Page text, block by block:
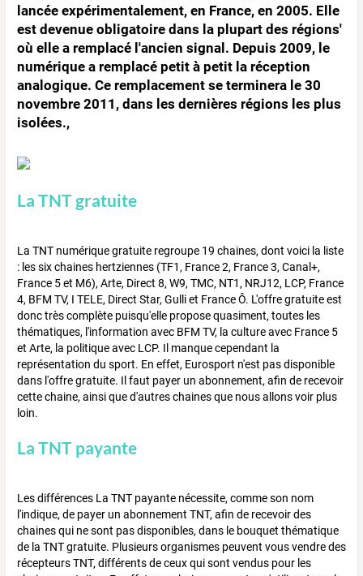
lancée expérimentalement, en France, en 2005. Elle
est devenue obligatoire dans la plupart des régions'
où elle a remplacé l'ancien signal. Depuis 2009, le
numérique a remplacé petit à petit la réception
analogique. Ce remplacement se terminera le 30
novembre 2011, dans les dernières régions les plus
isolées.,
La TNT gratuite
La TNT numérique gratuite regroupe 19 chaines, dont voici la liste
: les six chaines hertziennes (TF1, France 2, France 3, Canal+,
France 5 et M6), Arte, Direct 8, W9, TMC, NT1, NRJ12, LCP, France
4, BFM TV, I TELE, Direct Star, Gulli et France Ô. L'offre gratuite est
donc très complète puisqu'elle propose quasiment, toutes les
thématiques, l'information avec BFM TV, la culture avec France 5
et Arte, la politique avec LCP. Il manque cependant la
représentation du sport. En effet, Eurosport n'est pas disponible
dans l'offre gratuite. Il faut payer un abonnement, afin de recevoir
cette chaine, ainsi que d'autres chaines que nous allons voir plus
loin.
La TNT payante
Les différences La TNT payante nécessite, comme son nom
l'indique, de payer un abonnement TNT, afin de recevoir des
chaines qui ne sont pas disponibles, dans le bouquet thématique
de la TNT gratuite. Plusieurs organismes peuvent vous vendre des
récepteurs TNT, différents de ceux qui sont vendus pour les